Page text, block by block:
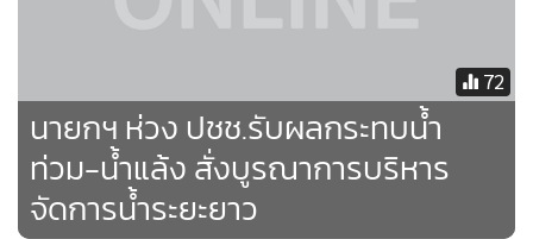
ในบริเวณพื้นที่ 3 ลุ่มน้ำหลักภาคใต้ ได้แก่ ลุ่มน้ำสงขลา ลุ่มน้ำ
ปัตตานี และลุ่มน้ำตาปี ทางกองอำนวยการน้ำแห่งชาติ (กอนช.)
ได้ประเมินพื้นที่เสี่ยงอุทกภัยเป็นรายตำบล และแจ้งเตือนหน่วย
งานในระดับพื้นที่เตรียมรับมืออุทกภัยเป็นที่เรียบร้อยแล้ว
72
นายกฯ ห่วง ปชช.รับผลกระทบน้ำ
ท่วม-น้ำแล้ง สั่งบูรณาการบริหาร
จัดการน้ำระยะยาว